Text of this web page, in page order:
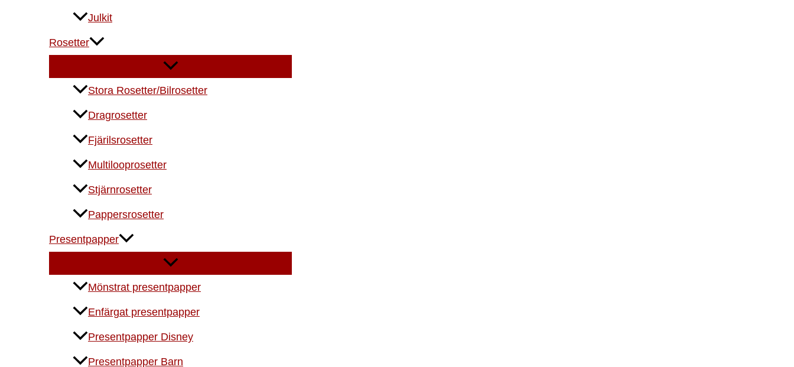
Julkit
Rosetter
Stora Rosetter/Bilrosetter
Dragrosetter
Fjärilsrosetter
Multilooprosetter
Stjärnrosetter
Pappersrosetter
Presentpapper
Mönstrat presentpapper
Enfärgat presentpapper
Presentpapper Disney
Presentpapper Barn